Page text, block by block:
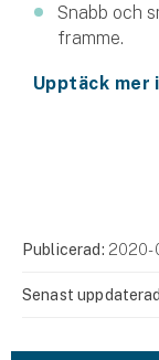
Snabb och
framme.
Upptäck mer
Publicerad: 2020-
Senast